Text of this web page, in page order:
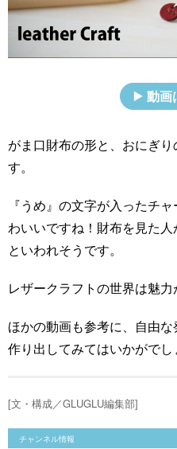
動画
がま口財布の形と、おにぎ
す。
『うめ』の文字が入ったチ
わいいですね！財布を見た人
といわれそうです。
レザークラフトの世界は魅力
ほかの動画も参考に、自由
作り出してみてはいかがでし
[文・構成／GLUGLU編集部]
チャンネル情報